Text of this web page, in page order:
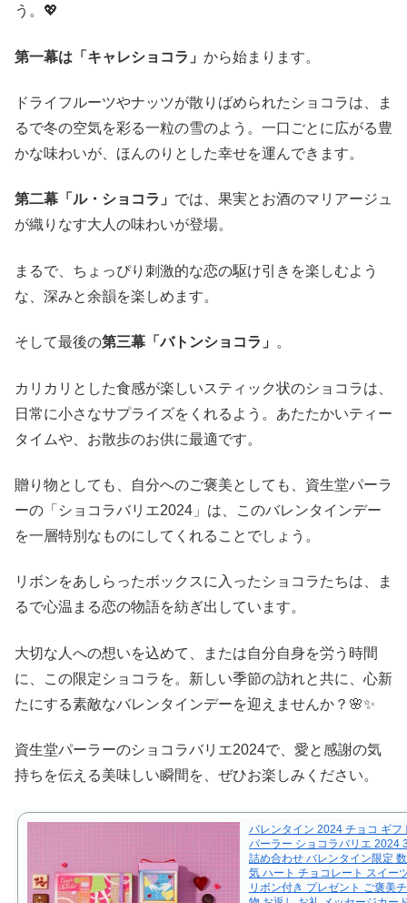
う。💖
第一幕は「キャレショコラ」 から始まります。
ドライフルーツやナッツが散りばめられたショコラは、ま
るで冬の空気を彩る一粒の雪のよう。一口ごとに広がる豊
かな味わいが、ほんのりとした幸せを運んできます。
第二幕「ル・ショコラ」 では、果実とお酒のマリアージュ
が織りなす大人の味わいが登場。
まるで、ちょっぴり刺激的な恋の駆け引きを楽しむよう
な、深みと余韻を楽しめます。
そして最後の第三幕「バトンショコラ」 。
カリカリとした食感が楽しいスティック状のショコラは、
日常に小さなサプライズをくれるよう。あたたかいティー
タイムや、お散歩のお供に最適です。
贈り物としても、自分へのご褒美としても、資生堂パーラ
ーの「ショコラバリエ2024」は、このバレンタインデー
を一層特別なものにしてくれることでしょう。
リボンをあしらったボックスに入ったショコラたちは、ま
るで心温まる恋の物語を紡ぎ出しています。
大切な人への想いを込めて、または自分自身を労う時間
に、この限定ショコラを。新しい季節の訪れと共に、心新
たにする素敵なバレンタインデーを迎えませんか？🌸✨
資生堂パーラーのショコラバリエ2024で、愛と感謝の気
持ちを伝える美味しい瞬間を、ぜひお楽しみください。
バレンタイン 2024 チョコ ギフ
パーラー ショコラバリエ 2024
詰め合わせ バレンタイン限定
気 ハート チョコレート スイー
リボン付き プレゼント ご褒美